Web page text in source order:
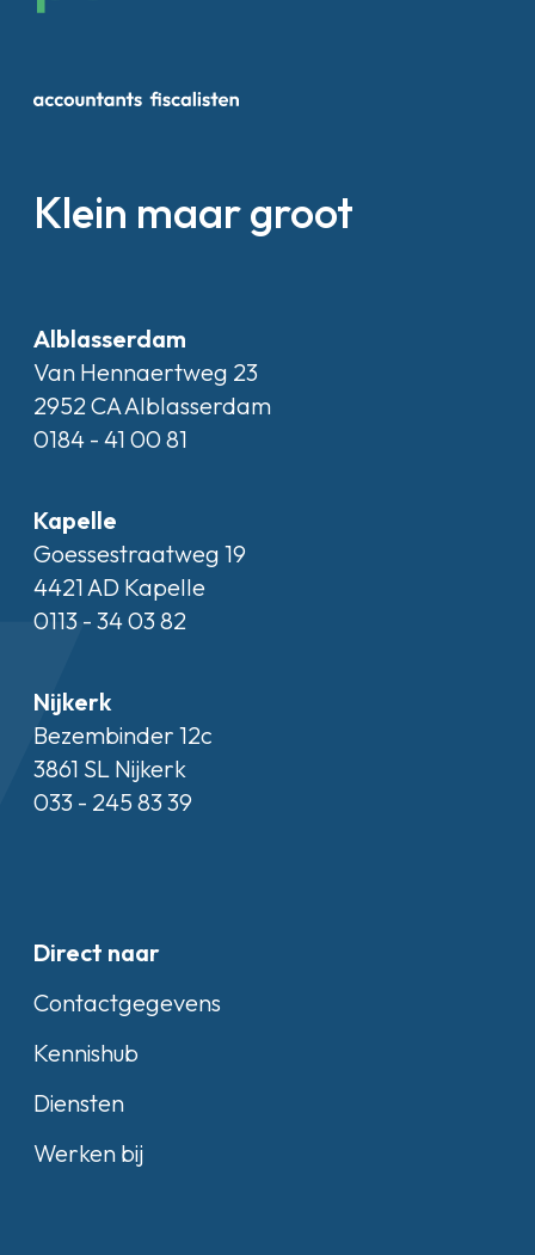
Klein maar groot
Alblasserdam
Van Hennaertweg 23
2952 CA Alblasserdam
0184 - 41 00 81
Kapelle
Goessestraatweg 19
4421 AD Kapelle
0113 - 34 03 82
Nijkerk
Bezembinder 12c
3861 SL Nijkerk
033 - 245 83 39
Direct naar
Contactgegevens
Kennishub
Diensten
Werken bij